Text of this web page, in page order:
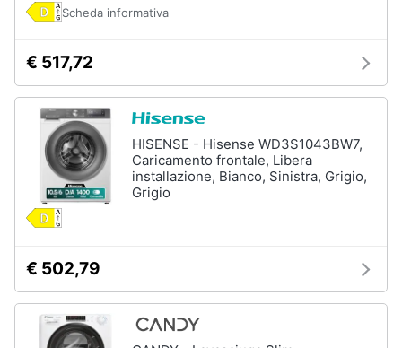
Scheda informativa
€ 517,72
HISENSE - Hisense WD3S1043BW7,
Caricamento frontale, Libera
installazione, Bianco, Sinistra, Grigio,
Grigio
€ 502,79